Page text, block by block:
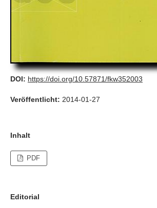
DOI: https://doi.org/10.57871/fkw352003
Veröffentlicht: 2014-01-27
Inhalt
PDF
Editorial